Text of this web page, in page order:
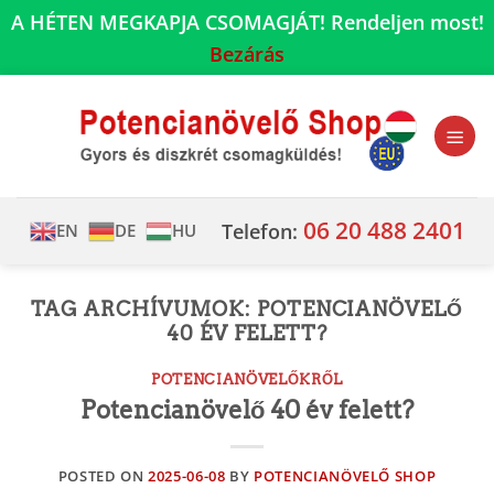
A HÉTEN MEGKAPJA CSOMAGJÁT! Rendeljen most!
Bezárás
EN DE HU Telefon: 06 20 488 2401
TAG ARCHÍVUMOK: POTENCIANÖVELŐ
40 ÉV FELETT?
POTENCIANÖVELŐKRŐL
Potencianövelő 40 év felett?
POSTED ON2025-06-08 BY POTENCIANÖVELŐ SHOP